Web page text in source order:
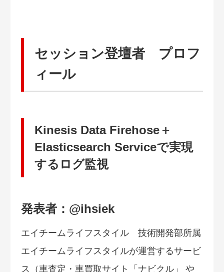
セッション登壇者 プロフ
ィール
Kinesis Data Firehose＋
Elasticsearch Serviceで実現
するログ監視
発表者：@ihsiek
エイチームライフスタイル 技術開発部所属
エイチームライフスタイルが運営するサービ
ス（車査定・車買取サイト「ナビクル」 や